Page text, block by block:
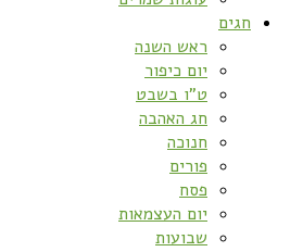
חגים
ראש השנה
יום כיפור
ט”ו בשבט
חג האהבה
חנוכה
פורים
פסח
יום העצמאות
שבועות